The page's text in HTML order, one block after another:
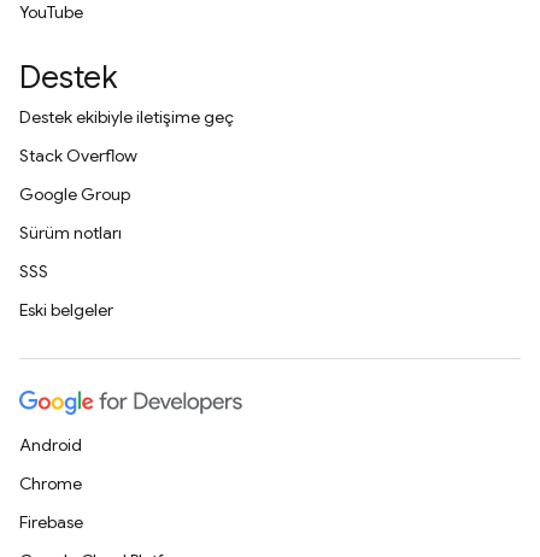
YouTube
Destek
Destek ekibiyle iletişime geç
Stack Overflow
Google Group
Sürüm notları
SSS
Eski belgeler
Android
Chrome
Firebase